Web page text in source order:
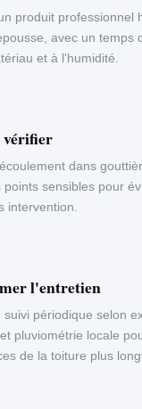
produit professionnel
avec un temps
et à l'humidité.
vérifier
dans
points sensibles pour
intervention.
l'entretien
suivi périodique selon
pluviométrie locale
de la toiture plus